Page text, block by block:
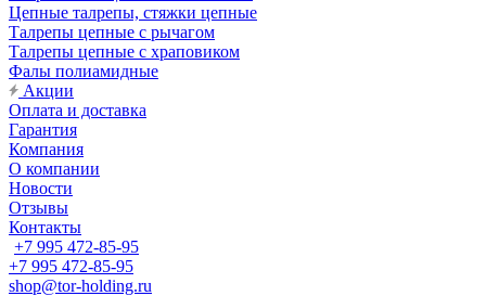
Цепные талрепы, стяжки цепные
Талрепы цепные с рычагом
Талрепы цепные с храповиком
Фалы полиамидные
Акции
Оплата и доставка
Гарантия
Компания
О компании
Новости
Отзывы
Контакты
+7 995 472-85-95
+7 995 472-85-95
shop@tor-holding.ru